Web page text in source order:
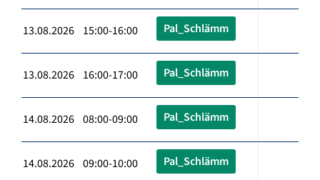
13.08.2026 15:00-16:00 Pal_Schlämm
13.08.2026 16:00-17:00 Pal_Schlämm
14.08.2026 08:00-09:00 Pal_Schlämm
14.08.2026 09:00-10:00 Pal_Schlämm